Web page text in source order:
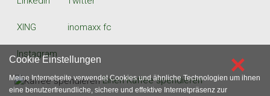
XING inomaxx fc
Instagram
Einen Kaffee spendieren
×
Cookie Einstellungen
Meine Internetseite verwendet Cookies und ähnliche Technologien um ihnen
eine benutzerfreundliche, sichere und effektive Internetpräsenz zur